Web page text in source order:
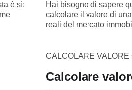
è sì:
Hai bisogno di sapere
calcolare il valore di
reali del mercato
CALCOLARE VALORE
Calcolare